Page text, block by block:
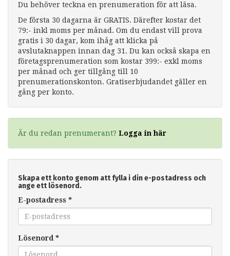
Du behöver teckna en prenumeration för att läsa.
De första 30 dagarna är GRATIS. Därefter kostar det
79:- inkl moms per månad. Om du endast vill prova
gratis i 30 dagar, kom ihåg att klicka på
avslutaknappen innan dag 31. Du kan också skapa en
företagsprenumeration som kostar 399:- exkl moms
per månad och ger tillgång till 10
prenumerationskonton. Gratiserbjudandet gäller en
gång per konto.
Är du redan prenumerant? Logga in här
Skapa ett konto genom att fylla i din e-postadress och
ange ett lösenord.
E-postadress *
Lösenord *